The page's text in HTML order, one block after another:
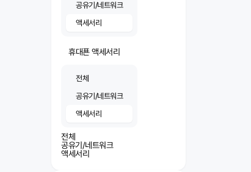
공유기/네트워크
액세서리
휴대푠 액세서리
전체
공유기/네트워크
액세서리
전체
공유기/네트워크
액세서리